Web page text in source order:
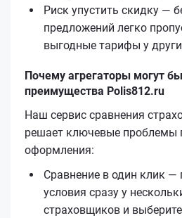
Риск упустить скидку —
предложений легко
выгодные тарифы у
Почему агрегаторы могут
преимущества Polis812.ru
Наш сервис сравнения
решает ключевые проблемы
оформления:
Сравнение в один клик —
условия сразу у
страховщиков и